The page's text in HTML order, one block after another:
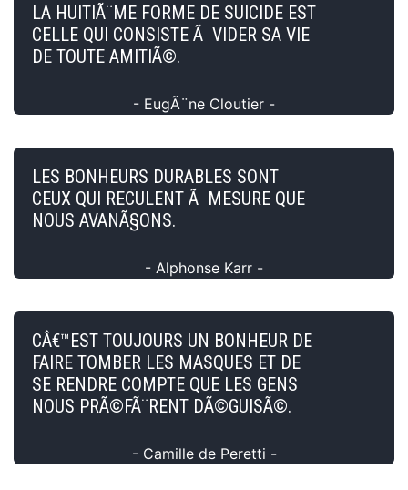
LA HUITIÃ¨ME FORME DE SUICIDE EST
CELLE QUI CONSISTE Ã VIDER SA VIE
DE TOUTE AMITIÃ©.
- EugÃ¨ne Cloutier -
LES BONHEURS DURABLES SONT
CEUX QUI RECULENT Ã MESURE QUE
NOUS AVANÃ§ONS.
- Alphonse Karr -
CÂ€™EST TOUJOURS UN BONHEUR DE
FAIRE TOMBER LES MASQUES ET DE
SE RENDRE COMPTE QUE LES GENS
NOUS PRÃ©FÃ¨RENT DÃ©GUISÃ©.
- Camille de Peretti -